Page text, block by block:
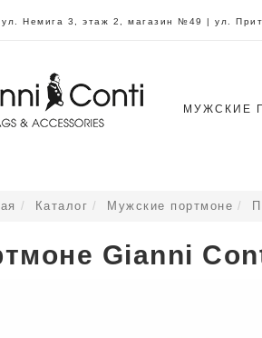
ул. Немига 3, этаж 2, магазин №49 | ул.
МУЖСКИЕ
Каталог Мужские портмоне
Gianni